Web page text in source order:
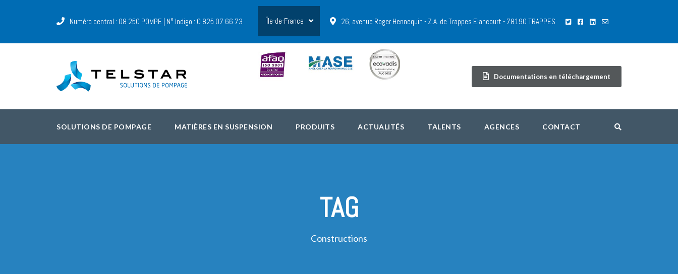
Numéro central : 08 250 POMPE | N° Indigo : 0 825 07 66 73 Île-de-France 26, avenue Roger Hennequin - Z.A. de Trappes Elancourt - 78190 TRAPPES
Documentations en téléchargement
SOLUTIONS DE POMPAGE MATIÈRES EN SUSPENSION PRODUITS ACTUALITÉS TALENTS AGENCES CONTACT
TAG
Constructions